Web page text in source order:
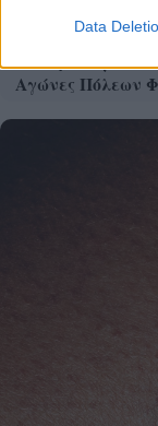
Data
Ο Αθηνόδωρος ο
Αγώνες Πόλεων